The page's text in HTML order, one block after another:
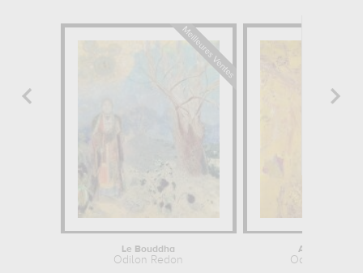
Le Bouddha
Odilon Redon
Arbre Jaune
Odilon Redon